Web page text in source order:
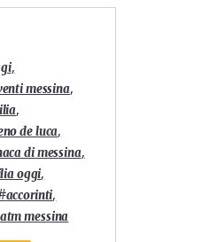
,
messina,
,
de luca,
di messina,
oggi,
accorinti,
atm messina